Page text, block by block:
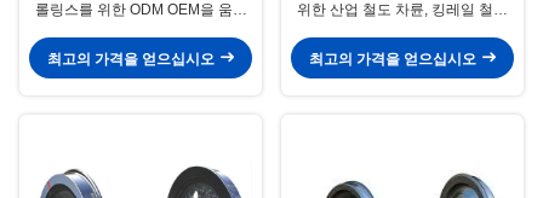
롤링스를 위한 ODM OEM을 움직
최고의 가격을 얻으십시오
위한 산업 철도 차륜, 킹레일 철도
최고의 가격을 얻으십시오